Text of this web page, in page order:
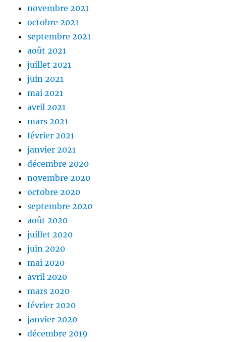
novembre 2021
octobre 2021
septembre 2021
août 2021
juillet 2021
juin 2021
mai 2021
avril 2021
mars 2021
février 2021
janvier 2021
décembre 2020
novembre 2020
octobre 2020
septembre 2020
août 2020
juillet 2020
juin 2020
mai 2020
avril 2020
mars 2020
février 2020
janvier 2020
décembre 2019